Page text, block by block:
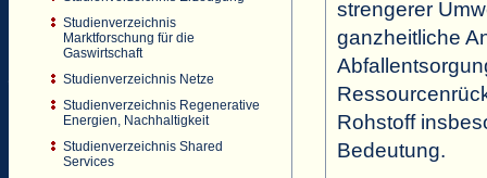
Studienverzeichnis
Marktforschung für die
Gaswirtschaft
Studienverzeichnis Netze
Studienverzeichnis Regenerative
Energien, Nachhaltigkeit
Studienverzeichnis Shared
Services
strengerer
ganzheitliche
Rohstoff
Bedeutung.